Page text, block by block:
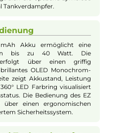
Mouth-to-Lung
für dieses Produkt
Kevin Maxhuni
Manager & Experte
Artikel kontaktieren Sie unseren